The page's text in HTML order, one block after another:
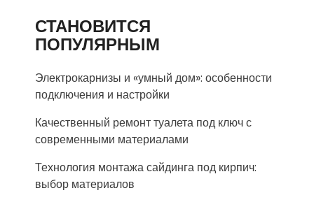
СТАНОВИТСЯ
ПОПУЛЯРНЫМ
Электрокарнизы и «умный дом»: особенности
подключения и настройки
Качественный ремонт туалета под ключ с
современными материалами
Технология монтажа сайдинга под кирпич:
выбор материалов